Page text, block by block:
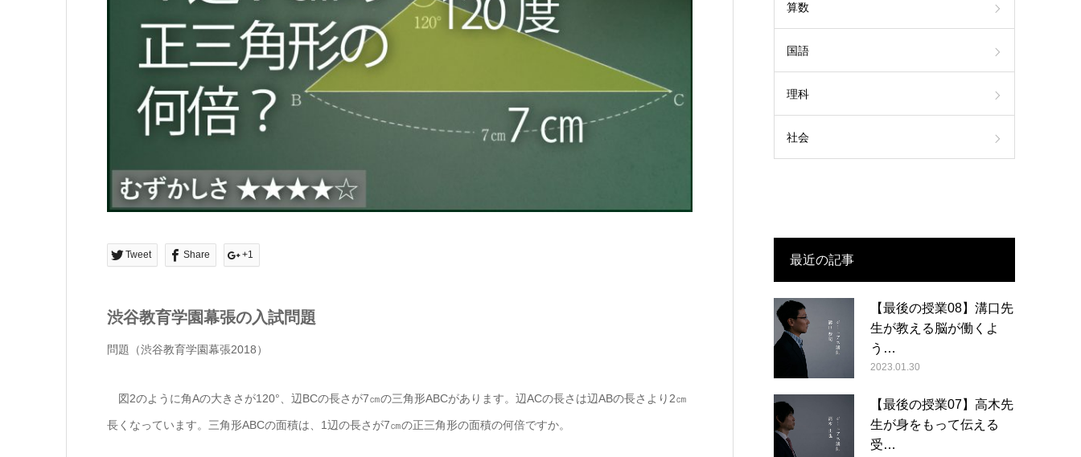
Tweet Share +1
渋谷教育学園幕張の入試問題
問題（渋谷教育学園幕張2018）
図2のように角Aの大きさが120°、辺BCの長さが7㎝の三角形ABCがあります。辺ACの長さは辺ABの長さより2㎝
長くなっています。三角形ABCの面積は、1辺の長さが7㎝の正三角形の面積の何倍ですか。
算数
国語
理科
社会
最近の記事
【最後の授業08】溝口先
生が教える脳が働くよ
う…
2023.01.30
【最後の授業07】高木先
生が身をもって伝える
受…